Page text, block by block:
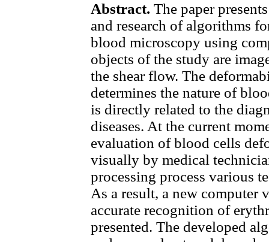
Abstract. The paper
and research of algorithms
blood microscopy using
objects of the study are
the shear flow. The
determines the nature of
is directly related to the
diseases. At the current
evaluation of blood cells
visually by medical
processing process various
As a result, a new computer
accurate recognition of
presented. The developed